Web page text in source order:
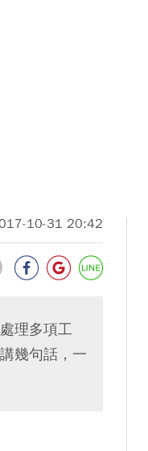
10-31 20:42
理多項工
幾句話，一